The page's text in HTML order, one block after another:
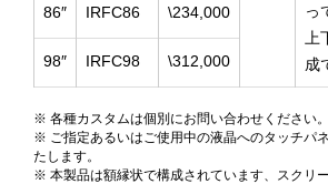
っ
成
86″ IRFC86 \234,000
98″ IRFC98 \312,000
※ 各種カスタムは個別にお問い合わせください。
※ ご指定あるいはご使用中の液晶へのタッチパ
たします。
※ 本製品は額縁状で構成されています、スクリ